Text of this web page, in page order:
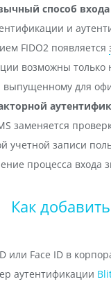
способ входа
и
FIDO2 появляется
возможны
для
заменяется
учетной записи
процесса входа
Как
Face ID в
аутентификации